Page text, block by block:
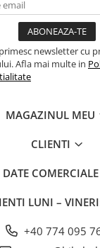
newsletter cu
Afla mai multe in
MAGAZINUL MEU
CLIENTI
DATE COMERCIALE
LUNI –
+40 774 095